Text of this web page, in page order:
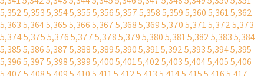
5,3525,3535,3545,3555,3565,3575,3585,3595,3605,3615,362
5,3635,3645,3655,3665,3675,3685,3695,3705,3715,3725,373
5,3745,3755,3765,3775,3785,3795,3805,3815,3825,3835,384
5,3855,3865,3875,3885,3895,3905,3915,3925,3935,3945,395
5,3965,3975,3985,3995,4005,4015,4025,4035,4045,4055,406